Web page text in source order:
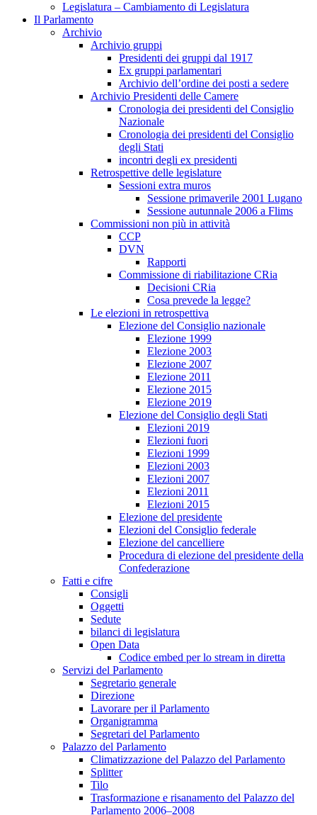
Legislatura – Cambiamento di Legislatura
Il Parlamento
Archivio
Archivio gruppi
Presidenti dei gruppi dal 1917
Ex gruppi parlamentari
Archivio dell’ordine dei posti a sedere
Archivio Presidenti delle Camere
Cronologia dei presidenti del Consiglio
Nazionale
Cronologia dei presidenti del Consiglio
degli Stati
incontri degli ex presidenti
Retrospettive delle legislature
Sessioni extra muros
Sessione primaverile 2001 Lugano
Sessione autunnale 2006 a Flims
Commissioni non più in attività
CCP
DVN
Rapporti
Commissione di riabilitazione CRia
Decisioni CRia
Cosa prevede la legge?
Le elezioni in retrospettiva
Elezione del Consiglio nazionale
Elezione 1999
Elezione 2003
Elezione 2007
Elezione 2011
Elezione 2015
Elezione 2019
Elezione del Consiglio degli Stati
Elezioni 2019
Elezioni fuori
Elezioni 1999
Elezioni 2003
Elezioni 2007
Elezioni 2011
Elezioni 2015
Elezione del presidente
Elezioni del Consiglio federale
Elezione del cancelliere
Procedura di elezione del presidente della
Confederazione
Fatti e cifre
Consigli
Oggetti
Sedute
bilanci di legislatura
Open Data
Codice embed per lo stream in diretta
Servizi del Parlamento
Segretario generale
Direzione
Lavorare per il Parlamento
Organigramma
Segretari del Parlamento
Palazzo del Parlamento
Climatizzazione del Palazzo del Parlamento
Splitter
Tilo
Trasformazione e risanamento del Palazzo del
Parlamento 2006–2008